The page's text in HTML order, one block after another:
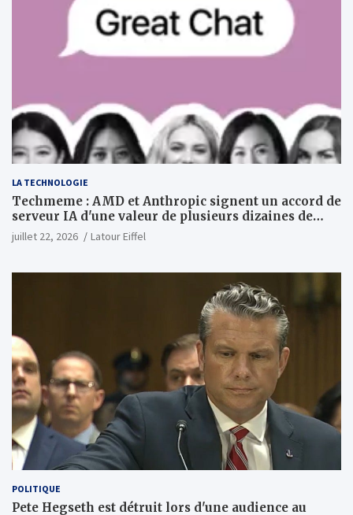
LA TECHNOLOGIE
Techmeme : AMD et Anthropic signent un accord de
serveur IA d'une valeur de plusieurs dizaines de
milliards ; Anthropic achètera jusqu'à 2 GW de puces
MI450 à partir du premier semestre 2027 et AMD
(Wall Street Journal)
juillet 22, 2026 Latour Eiffel
POLITIQUE
Pete Hegseth est détruit lors d'une audience au